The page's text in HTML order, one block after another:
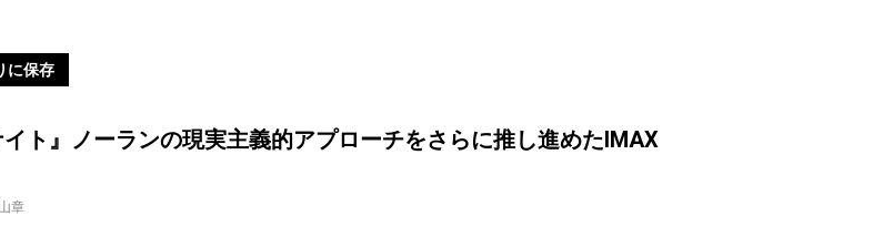
に保存
イト』ノーランの現実主義的アプローチをさらに推し進めたIMAX
章